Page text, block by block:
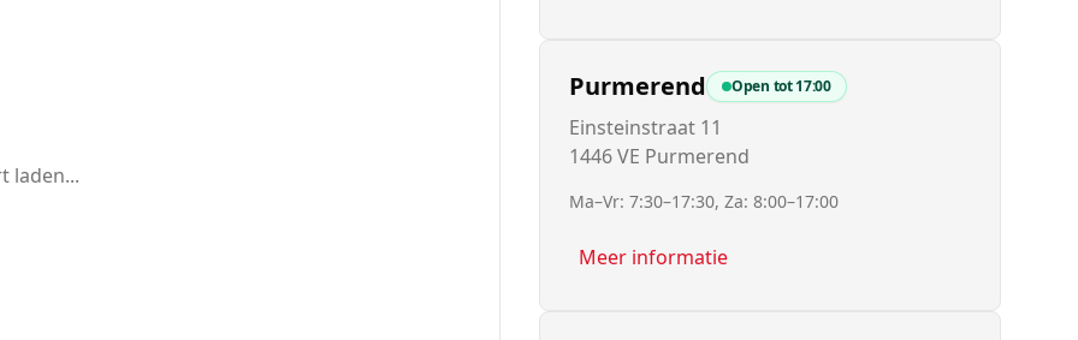
laden...
Purmerend Open tot17:00
Einsteinstraat 11
1446 VE Purmerend
Ma–Vr: 7:30–17:30, Za: 8:00–17:00
Meer informatie